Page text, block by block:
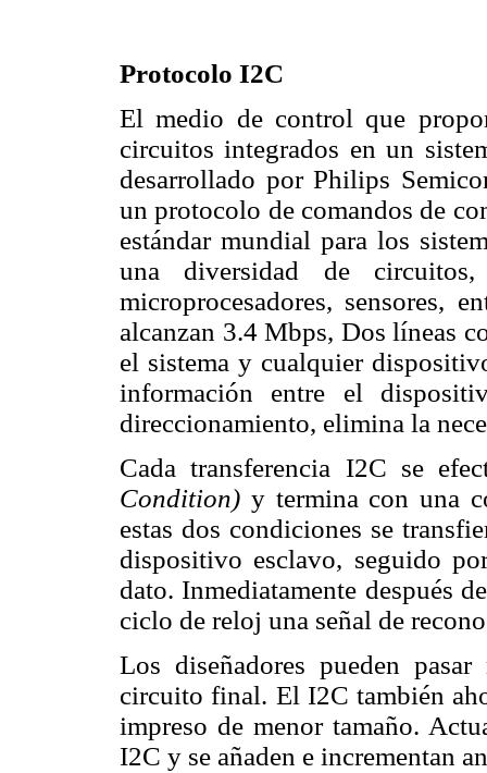
Protocolo I2C
El medio de control que
circuitos integrados en un
desarrollado por Philips
un protocolo de comandos de
estándar mundial para los
una diversidad de
microprocesadores, sensores,
alcanzan 3.4 Mbps, Dos líneas
el sistema y cualquier
información entre el
direccionamiento, elimina la
Cada transferencia I2C se
Condition) y termina con una
estas dos condiciones se
dispositivo esclavo, seguido
dato. Inmediatamente después
ciclo de reloj una señal de
Los diseñadores pueden
circuito final. El I2C también
impreso de menor tamaño.
I2C y se añaden e incrementan